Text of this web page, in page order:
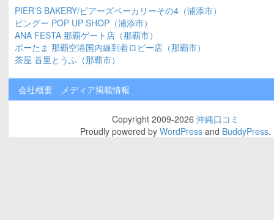
PIER’S BAKERY/ピアーズベーカリーその4（浦添市）
ピングー POP UP SHOP（浦添市）
ANA FESTA 那覇ゲート店（那覇市）
ポーたま 那覇空港国内線到着ロビー店（那覇市）
茶屋 首里とうふ（那覇市）
会社概要 メディア掲載情報
Copyright 2009-2026 沖縄口コミ
Proudly powered by WordPressand BuddyPress.